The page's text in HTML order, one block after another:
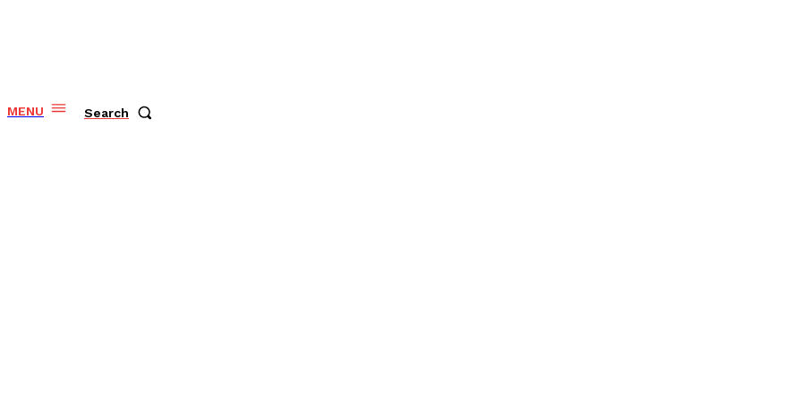
MENU Search